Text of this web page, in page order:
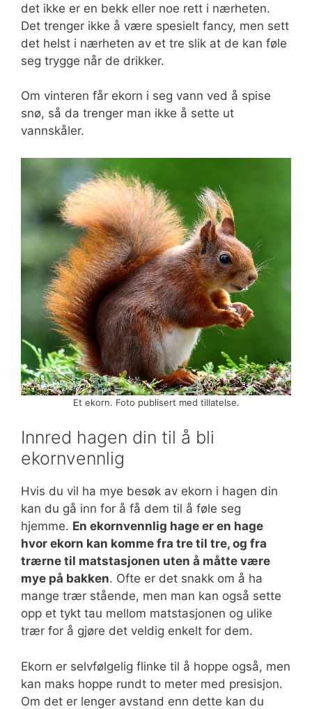
det ikke er en bekk eller noe rett i nærheten.
Det trenger ikke å være spesielt fancy, men sett
det helst i nærheten av et tre slik at de kan føle
seg trygge når de drikker.
Om vinteren får ekorn i seg vann ved å spise
snø, så da trenger man ikke å sette ut
vannskåler.
Et ekorn. Foto publisert med tillatelse.
Innred hagen din til å bli
ekornvennlig
Hvis du vil ha mye besøk av ekorn i hagen din
kan du gå inn for å få dem til å føle seg
hjemme. En ekornvennlig hage er en hage
hvor ekorn kan komme fra tre til tre, og fra
trærne til matstasjonen uten å måtte være
mye på bakken. Ofte er det snakk om å ha
mange trær stående, men man kan også sette
opp et tykt tau mellom matstasjonen og ulike
trær for å gjøre det veldig enkelt for dem.
Ekorn er selvfølgelig flinke til å hoppe også, men
kan maks hoppe rundt to meter med presisjon.
Om det er lenger avstand enn dette kan du